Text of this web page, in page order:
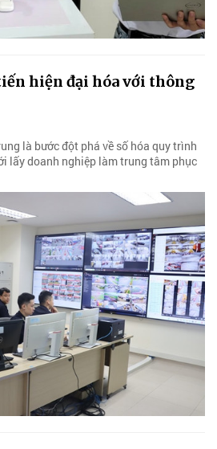
hiện đại hóa với thông
là bước đột phá về số hóa quy trình
lấy doanh nghiệp làm trung tâm phục